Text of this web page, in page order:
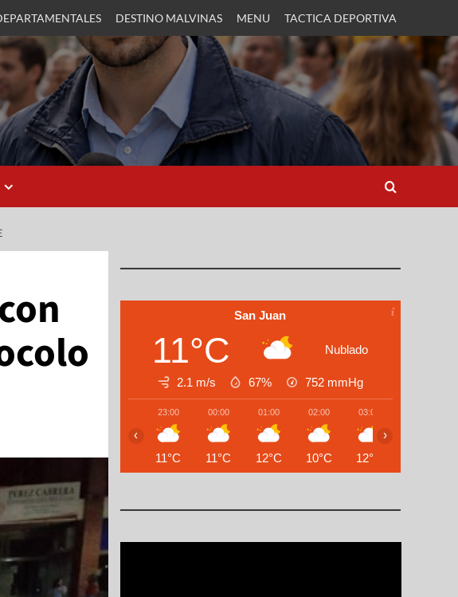
DESTINO MALVINAS MENU TACTICA DEPORTIVA
San Juan
11°C Nublado
2.1 m/s 67% 752 mmHg
23:00
11°C
00:00
11°C
01:00
12°C
02:00
10°C
03:00
12°C
‹ ›